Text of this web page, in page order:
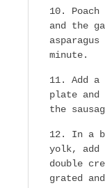
and the
minute.
Add
plate
the
In a
yolk, add
double
grated